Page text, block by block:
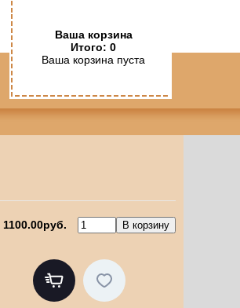
Ваша корзина
Итого: 0
Ваша корзина пуста
1100.00руб.